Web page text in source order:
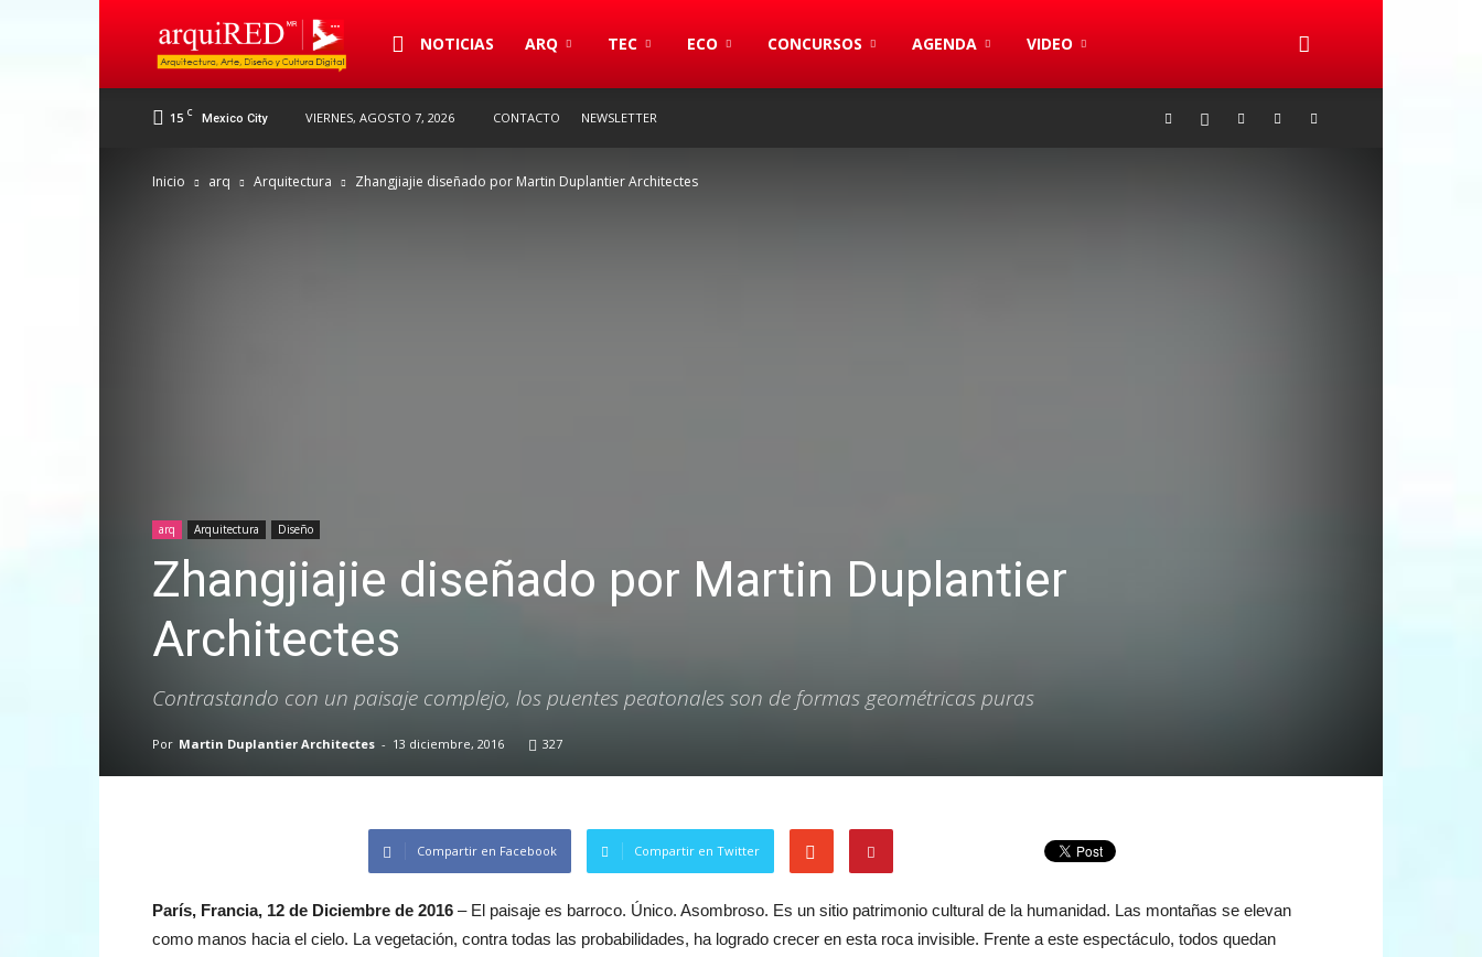
arquiREDNOTICIAS ARQ TEC ECO CONCURSOS AGENDA VIDEO
15 C Mexico City VIERNES, AGOSTO 7, 2026 CONTACTO NEWSLETTER
Inicio arq Arquitectura Zhangjiajie diseñado por Martin Duplantier Architectes
arq Arquitectura Diseño
Zhangjiajie diseñado por Martin Duplantier
Architectes
Contrastando con un paisaje complejo, los puentes peatonales son de formas geométricas puras
Por Martin Duplantier Architectes - 13 diciembre, 2016 327
Compartir en Facebook Compartir en Twitter
París, Francia, 12 de Diciembre de 2016 – El paisaje es barroco. Único. Asombroso. Es un sitio patrimonio cultural de la humanidad. Las montañas se elevan
como manos hacia el cielo. La vegetación, contra todas las probabilidades, ha logrado crecer en esta roca invisible. Frente a este espectáculo, todos quedan